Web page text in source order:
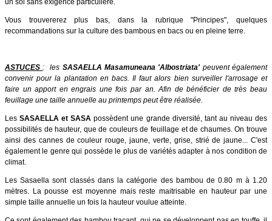
un sol sans exigence particulière.
Vous trouvererez plus bas, dans la rubrique "Principes", quelques
recommandations sur la culture des bambous en bacs ou en pleine terre.
ASTUCES: les SASAELLA Masamuneana 'Albostriata' peuvent également
convenir pour la plantation en bacs. Il faut alors bien surveiller l'arrosage et
faire un apport en engrais une fois par an. Afin de bénéficier de très beau
feuillage une taille annuelle au printemps peut être réalisée.
LesSASAELLA et SASA possèdent une grande diversité, tant au niveau des
possibilités de hauteur, que de couleurs de feuillage et de chaumes. On trouve
ainsi des cannes de couleur rouge, jaune, verte, grise, strié de jaune... C'est
également le genre qui possède le plus de variétés adapter à nos condition de
climat.
Les Sasaella sont classés dans la catégorie des bambou de 0.80 m à 1.20
mètres. La pousse est moyenne mais reste maitrisable en hauteur par une
simple taille annuelle un fois la hauteur voulue atteinte.